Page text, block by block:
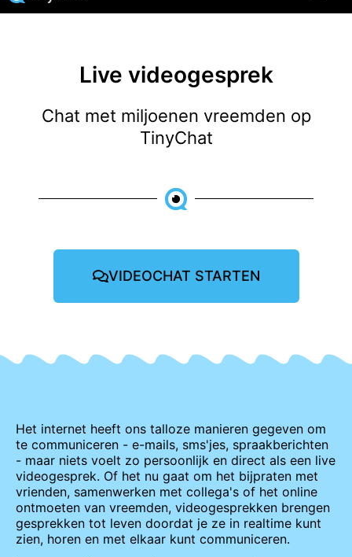
Live videogesprek
Chat met miljoenen vreemden op
TinyChat
VIDEOCHAT STARTEN
Het internet heeft ons talloze manieren gegeven om
te communiceren - e-mails, sms'jes, spraakberichten
- maar niets voelt zo persoonlijk en direct als een live
videogesprek. Of het nu gaat om het bijpraten met
vrienden, samenwerken met collega's of het online
ontmoeten van vreemden, videogesprekken brengen
gesprekken tot leven doordat je ze in realtime kunt
zien, horen en met elkaar kunt communiceren.